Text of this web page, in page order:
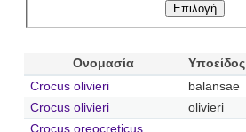
Ονομασία Υποείδος
Crocus olivieri
balansae
Crocus olivieri
olivieri
Crocus oreocreticus